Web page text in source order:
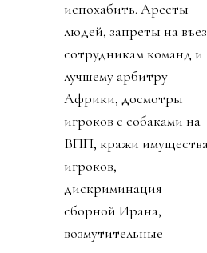
Верде, горевали, когда
проигрывали наши
сборные, собирались на
трибунах и у
телевизоров с друзьями
и вкусняшками.
Чиновники же
приложили все силы,
чтобы все максимально
испохабить. Аресты
людей, запреты на въезд